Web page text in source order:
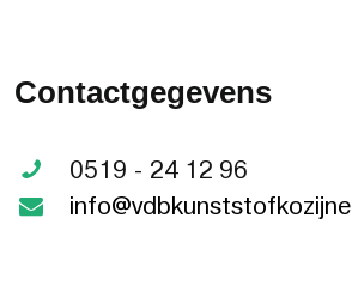
Contactgegevens
0519 - 24 12 96